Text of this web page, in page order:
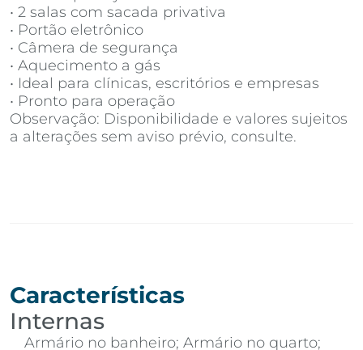
• 2 salas com sacada privativa
• Portão eletrônico
• Câmera de segurança
• Aquecimento a gás
• Ideal para clínicas, escritórios e empresas
• Pronto para operação
Observação: Disponibilidade e valores sujeitos
a alterações sem aviso prévio, consulte.
Características
Internas
Armário no banheiro; Armário no quarto;